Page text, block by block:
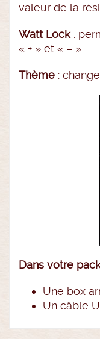
valeur de la
Watt Lock :
« + » et « – »
Thème :
Dans votre
Une box
Un câble